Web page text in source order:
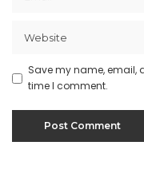
Save my name, email,
time I comment.